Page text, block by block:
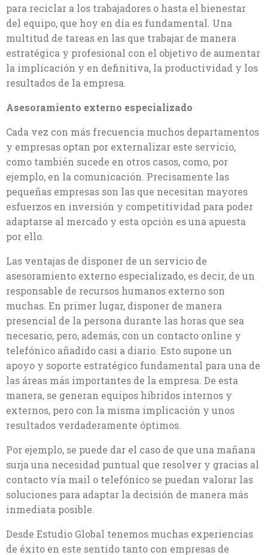
para reciclar a los trabajadores o hasta el bienestar
del equipo, que hoy en día es fundamental. Una
multitud de tareas en las que trabajar de manera
estratégica y profesional con el objetivo de aumentar
la implicación y en definitiva, la productividad y los
resultados de la empresa.
Asesoramiento externo especializado
Cada vez con más frecuencia muchos departamentos
y empresas optan por externalizar este servicio,
como también sucede en otros casos, como, por
ejemplo, en la comunicación. Precisamente las
pequeñas empresas son las que necesitan mayores
esfuerzos en inversión y competitividad para poder
adaptarse al mercado y esta opción es una apuesta
por ello.
Las ventajas de disponer de un servicio de
asesoramiento externo especializado, es decir, de un
responsable de recursos humanos externo son
muchas. En primer lugar, disponer de manera
presencial de la persona durante las horas que sea
necesario, pero, además, con un contacto online y
telefónico añadido casi a diario. Esto supone un
apoyo y soporte estratégico fundamental para una de
las áreas más importantes de la empresa. De esta
manera, se generan equipos híbridos internos y
externos, pero con la misma implicación y unos
resultados verdaderamente óptimos.
Por ejemplo, se puede dar el caso de que una mañana
surja una necesidad puntual que resolver y gracias al
contacto vía mail o telefónico se puedan valorar las
soluciones para adaptar la decisión de manera más
inmediata posible.
Desde Estudio Global tenemos muchas experiencias
de éxito en este sentido tanto con empresas de